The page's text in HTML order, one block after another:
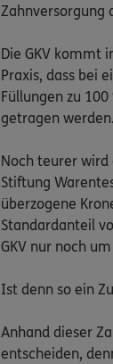
Zahnversorgung
Die GKV kommt
Praxis, dass bei
Füllungen zu
getragen werden.
Noch teurer wird
Stiftung
überzogene
Standardanteil
GKV nur noch
Ist denn so ein
Anhand dieser
entscheiden,